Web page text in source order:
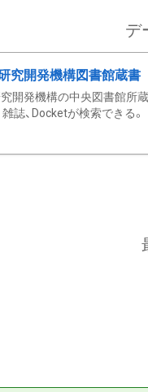
デ
究開発機構図書館蔵書
開発機構の中央図書館所
雑誌、Docketが検索できる。